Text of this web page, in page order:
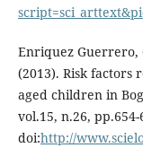
Enriquez Guerrero,
(2013). Risk factors
aged children in
vol.15, n.26, pp.654-
doi:http://